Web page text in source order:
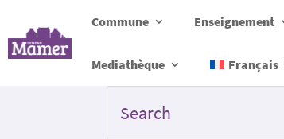
Commune Enseignement
Mediathèque Français